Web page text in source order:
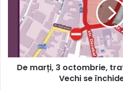
De marți, 3 octombrie,
Vechi se